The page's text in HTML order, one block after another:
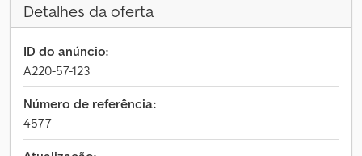
Detalhes da oferta
ID do anúncio:
A220-57-123
Número de referência:
4577